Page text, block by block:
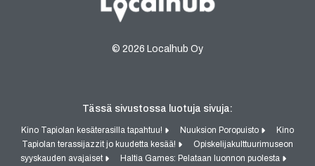
© 2026 Localhub Oy
Tässä sivustossa luotuja sivuja:
Kino Tapiolan kesäterasilla tapahtuu! Nuuksion Poropuisto
Kino
Tapiolan terassijazzit jo kuudetta kesää!
Opiskelijakulttuurimuseon
syyskauden avajaiset
Haltia Games: Pelataan luonnon puolesta